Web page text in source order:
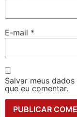
E-mail *
Salvar meus
que eu comentar.